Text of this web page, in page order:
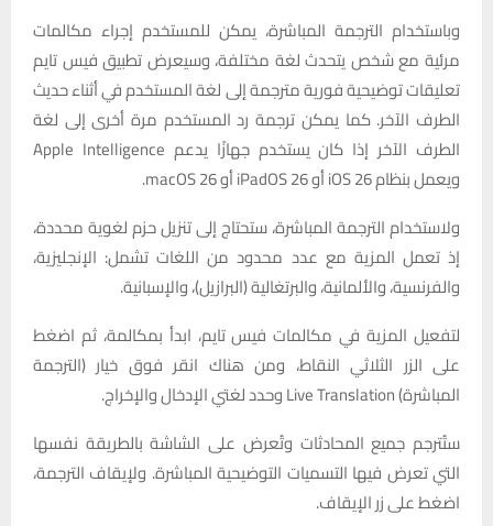
وباستخدام الترجمة المباشرة، يمكن للمستخدم إجراء مكالمات
مرئية مع شخص يتحدث لغة مختلفة، وسيعرض تطبيق فيس تايم
تعليقات توضيحية فورية مترجمة إلى لغة المستخدم في أثناء حديث
الطرف الآخر. كما يمكن ترجمة رد المستخدم مرة أخرى إلى لغة
الطرف الآخر إذا كان يستخدم جهازًا يدعم Apple Intelligence
ويعمل بنظام iOS 26 أو iPadOS 26 أو macOS 26.
ولاستخدام الترجمة المباشرة، ستحتاج إلى تنزيل حزم لغوية محددة،
إذ تعمل المزية مع عدد محدود من اللغات تشمل: الإنجليزية،
والفرنسية، والألمانية، والبرتغالية (البرازيل)، والإسبانية.
لتفعيل المزية في مكالمات فيس تايم، ابدأ بمكالمة، ثم اضغط
على الزر الثلاثي النقاط، ومن هناك انقر فوق خيار (الترجمة
المباشرة) Live Translation وحدد لغتي الإدخال والإخراج.
ستُترجم جميع المحادثات وتُعرض على الشاشة بالطريقة نفسها
التي تعرض فيها التسميات التوضيحية المباشرة. ولإيقاف الترجمة،
اضغط على زر الإيقاف.